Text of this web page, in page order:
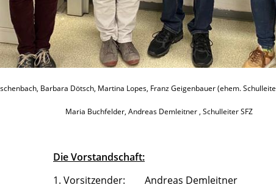
Barbara Dötsch, Martina Lopes, Franz Geigenbauer (ehem.
Maria Buchfelder, Andreas Demleitner , Schulleiter SFZ
Die Vorstandschaft:
1. Vorsitzender: Andreas Demleitner